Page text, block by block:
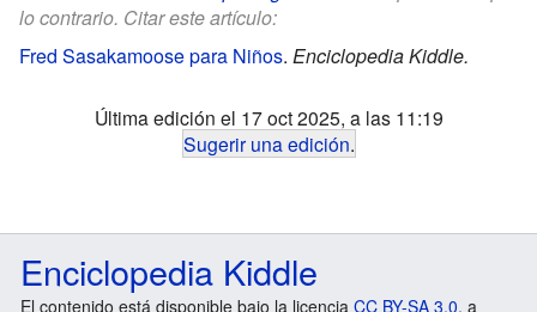
lo contrario. Citar este artículo:
Fred Sasakamoose para Niños. Enciclopedia Kiddle.
Última edición el 17 oct 2025, a las 11:19
Sugerir una edición.
Enciclopedia Kiddle
El contenido está disponible bajo la licencia CC BY-SA 3.0, a